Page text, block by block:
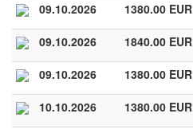
09.10.2026 1380.00 EUR
09.10.2026 1840.00 EUR
09.10.2026 1380.00 EUR
10.10.2026 1380.00 EUR